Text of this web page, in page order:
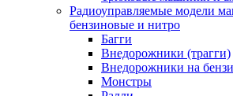
Радиоуправляемые модели
бензиновые и нитро
Багги
Внедорожники (трагги)
Внедорожники на
Монстры